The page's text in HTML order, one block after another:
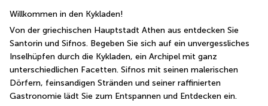
Willkommen in den Kykladen!
Von der griechischen Hauptstadt Athen aus entdecken Sie
Santorin und Sifnos. Begeben Sie sich auf ein unvergessliches
Inselhüpfen durch die Kykladen, ein Archipel mit ganz
unterschiedlichen Facetten. Sifnos mit seinen malerischen
Dörfern, feinsandigen Stränden und seiner raffinierten
Gastronomie lädt Sie zum Entspannen und Entdecken ein.